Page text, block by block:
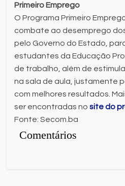
Primeiro Emprego
O Programa Primeiro
combate ao desemprego
pelo Governo do Estado,
estudantes da Educação
de trabalho, além de
na sala de aula, justamente
com melhores resultados.
ser encontradas nosite do
Fonte: Secom.ba
Comentários